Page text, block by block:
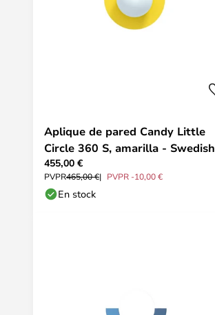
Aplique de pared Candy Little
Circle 360 S, amarilla - Swedish
Ninja
455,00 €
PVPR465,00 € PVPR -10,00 €
En stock